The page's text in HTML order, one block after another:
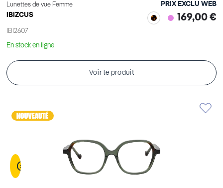
Lunettes de vue Femme
IBIZCUS
IBI2607
PRIX EXCLU WEB
169,00 €
En stock en ligne
Voir le produit